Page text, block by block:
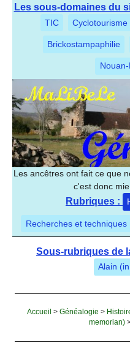
Les sous-domaines du
TIC Cyclotourisme
Brickostampaphilie
Les ancêtres ont fait ce que
c'est donc
Rubriques :
Recherches et techniques
Sous-rubriques de
Alain
Accueil > Généalogie >
memorian)